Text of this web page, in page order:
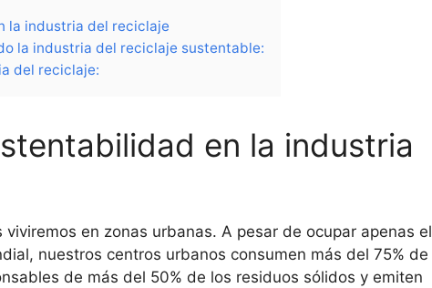
la industria del reciclaje
la industria del reciclaje sustentable:
del reciclaje:
en la industria
en zonas urbanas. A pesar de ocupar apenas el
nuestros centros urbanos consumen más del 75% de
de más del 50% de los residuos sólidos y emiten